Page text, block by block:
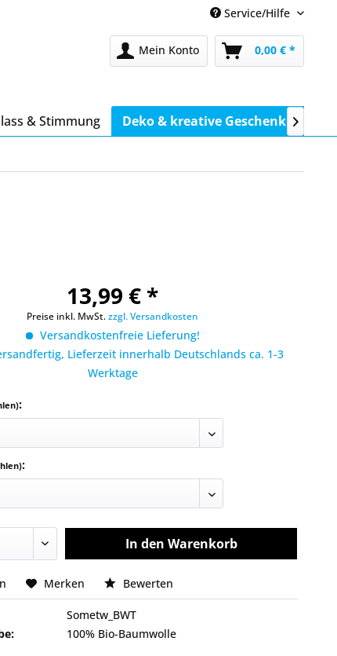
Service/Hilfe
Mein Konto 0,00 € *
& Stimmung Deko & kreative Geschenkideen

13,99 € *
Preise inkl. MwSt.zzgl. Versandkosten
Versandkostenfreie Lieferung!
Lieferzeit innerhalb Deutschlands ca. 1-3
Werktage
:
:
In den Warenkorb
Merken Bewerten
Sometw_BWT
100% Bio-Baumwolle